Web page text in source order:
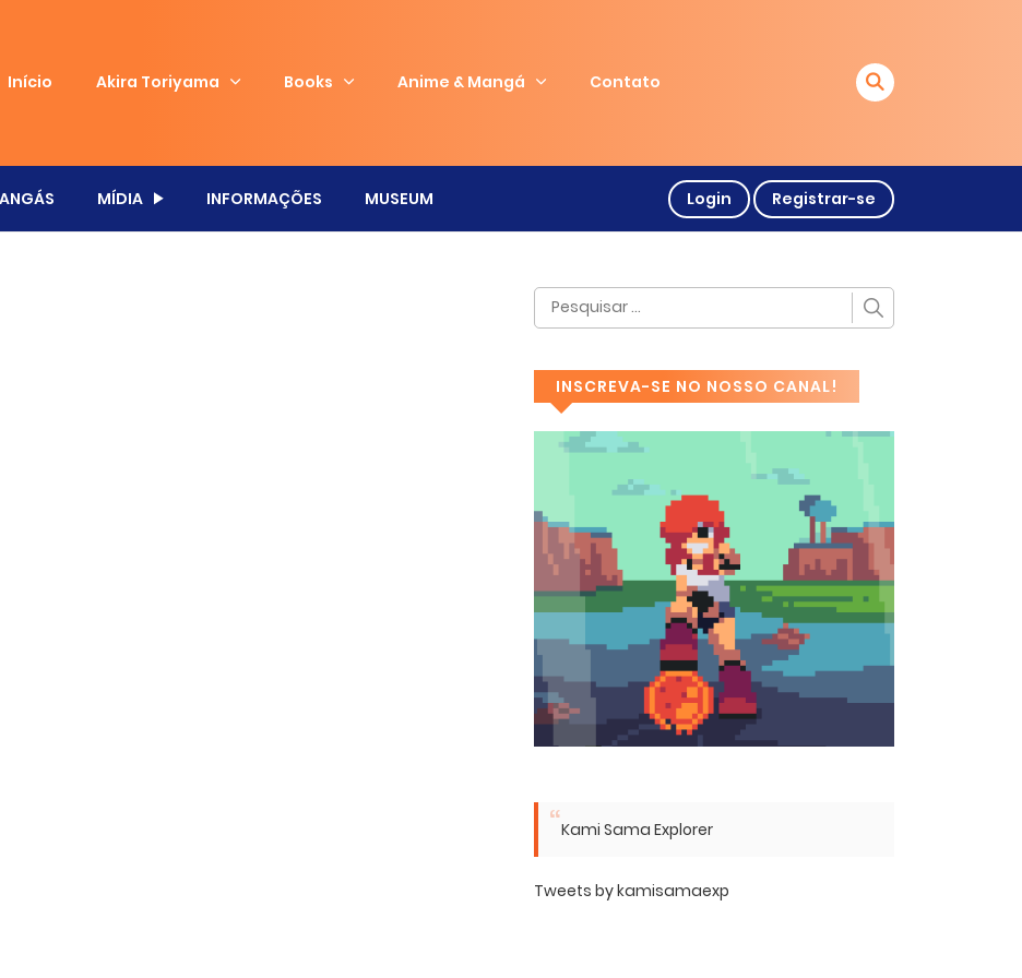
Início Akira Toriyama Books Anime & Mangá Contato
MÍDIA INFORMAÇÕES MUSEUM Login Registrar-se
INSCREVA-SE NO NOSSO CANAL!
Kami Sama Explorer
Tweets by kamisamaexp